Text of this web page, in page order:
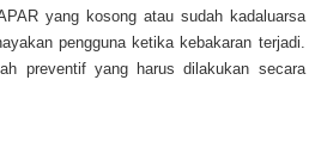
yang kosong atau sudah kadaluarsa
pengguna ketika kebakaran terjadi.
preventif yang harus dilakukan secara